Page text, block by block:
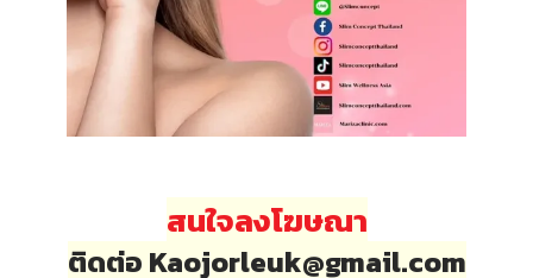
สนใจลงโฆษณา
ติดต่อ Kaojorleuk@gmail.com